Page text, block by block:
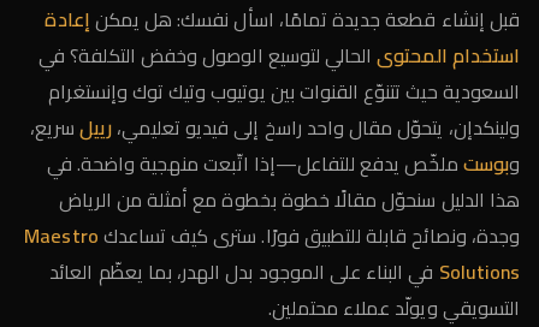
قبل إنشاء قطعة جديدة تمامًا، اسأل نفسك: هل يمكنإعادة
استخدام المحتوىالحالي لتوسيع الوصول وخفض التكلفة؟ في
السعودية حيث تتنوّع القنوات بين يوتيوب وتيك توك وإنستغرام
ولينكدإن، يتحوّل مقال واحد راسخ إلى فيديو تعليمي،رييلسريع،
وبوستملخّص يدفع للتفاعل—إذا اتّبعت منهجية واضحة. في
هذا الدليل سنحوّل مقالًا خطوة بخطوة مع أمثلة من الرياض
وجدة، ونصائح قابلة للتطبيق فورًا. سترى كيف تساعدكMaestro
Solutions في البناء على الموجود بدل الهدر، بما يعظّم العائد
التسويقي ويولّد عملاء محتملين.